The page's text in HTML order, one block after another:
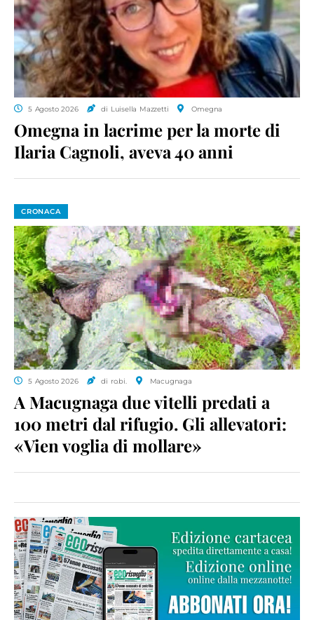
5 Agosto 2026 di Luisella Mazzetti Omegna
Omegna in lacrime per la morte di
Ilaria Cagnoli, aveva 40 anni
CRONACA
5 Agosto 2026 di ro.bi. Macugnaga
A Macugnaga due vitelli predati a
100 metri dal rifugio. Gli allevatori:
«Vien voglia di mollare»